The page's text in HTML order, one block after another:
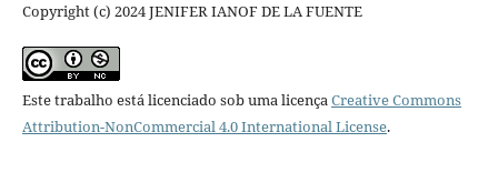
Copyright (c) 2024 JENIFER IANOF DE LA FUENTE
Este trabalho está licenciado sob uma licençaCreative Commons
Attribution-NonCommercial 4.0 International License.